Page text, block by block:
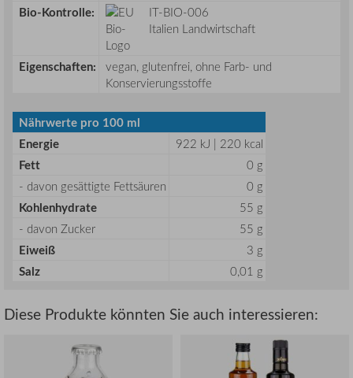
Bio-Kontrolle:
IT-BIO-006
Italien Landwirtschaft
Eigenschaften:
vegan, glutenfrei, ohne Farb- und
Konservierungsstoffe
Nährwerte pro 100 ml
Energie
922 kJ | 220 kcal
Fett
0 g
- davon gesättigte Fettsäuren
0 g
Kohlenhydrate
55 g
- davon Zucker
55 g
Eiweiß 3 g
Salz 0,01 g
Diese Produkte könnten Sie auch interessieren: